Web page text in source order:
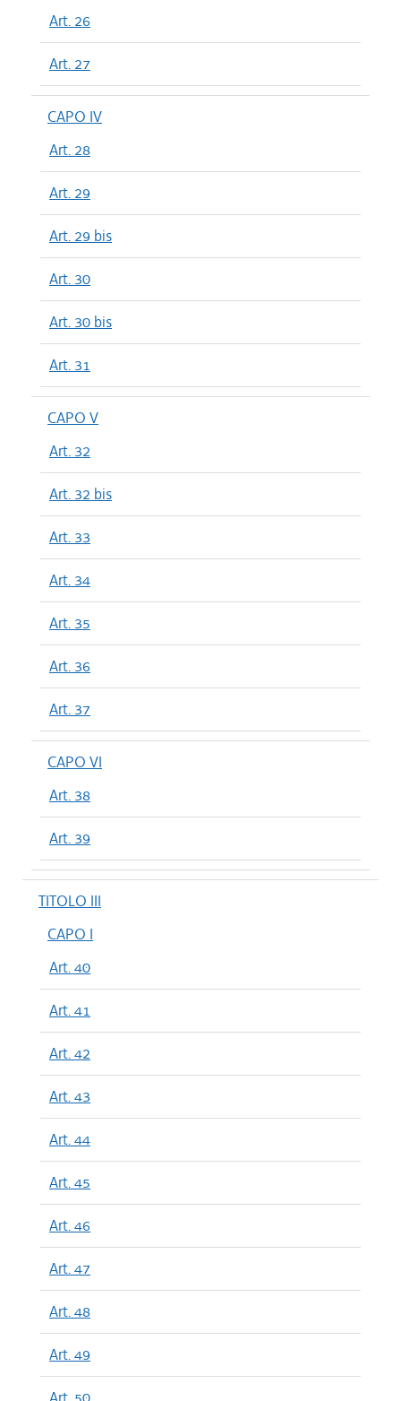
Art. 26
Art. 27
CAPO IV
Art. 28
Art. 29
Art. 29 bis
Art. 30
Art. 30 bis
Art. 31
CAPO V
Art. 32
Art. 32 bis
Art. 33
Art. 34
Art. 35
Art. 36
Art. 37
CAPO VI
Art. 38
Art. 39
TITOLO III
CAPO I
Art. 40
Art. 41
Art. 42
Art. 43
Art. 44
Art. 45
Art. 46
Art. 47
Art. 48
Art. 49